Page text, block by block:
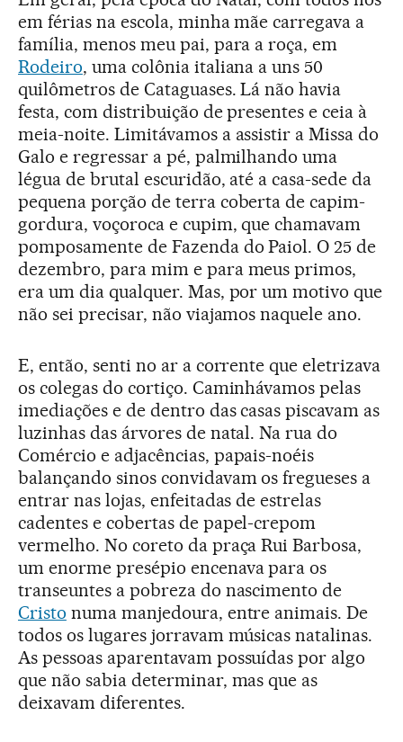
em férias na escola, minha mãe carregava a
família, menos meu pai, para a roça, em
Rodeiro, uma colônia italiana a uns 50
quilômetros de Cataguases. Lá não havia
festa, com distribuição de presentes e ceia à
meia-noite. Limitávamos a assistir a Missa do
Galo e regressar a pé, palmilhando uma
légua de brutal escuridão, até a casa-sede da
pequena porção de terra coberta de capim-
gordura, voçoroca e cupim, que chamavam
pomposamente de Fazenda do Paiol. O 25 de
dezembro, para mim e para meus primos,
era um dia qualquer. Mas, por um motivo que
não sei precisar, não viajamos naquele ano.
E, então, senti no ar a corrente que eletrizava
os colegas do cortiço. Caminhávamos pelas
imediações e de dentro das casas piscavam as
luzinhas das árvores de natal. Na rua do
Comércio e adjacências, papais-noéis
balançando sinos convidavam os fregueses a
entrar nas lojas, enfeitadas de estrelas
cadentes e cobertas de papel-crepom
vermelho. No coreto da praça Rui Barbosa,
um enorme presépio encenava para os
transeuntes a pobreza do nascimento de
Cristo numa manjedoura, entre animais. De
todos os lugares jorravam músicas natalinas.
As pessoas aparentavam possuídas por algo
que não sabia determinar, mas que as
deixavam diferentes.